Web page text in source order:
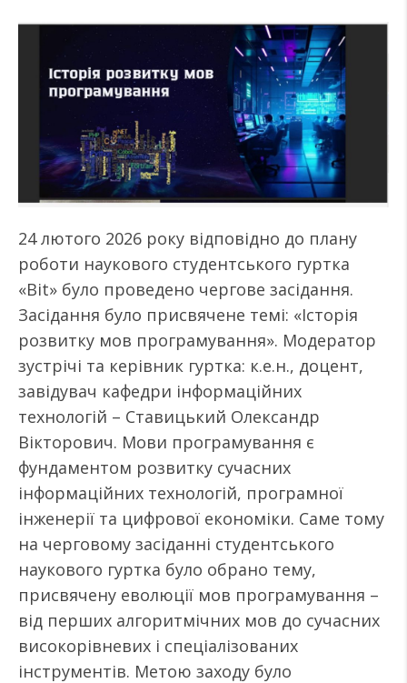
24 лютого 2026 року відповідно до плану
роботи наукового студентського гуртка
«Bit» було проведено чергове засідання.
Засідання було присвячене темі: «Історія
розвитку мов програмування». Модератор
зустрічі та керівник гуртка: к.е.н., доцент,
завідувач кафедри інформаційних
технологій – Ставицький Олександр
Вікторович. Мови програмування є
фундаментом розвитку сучасних
інформаційних технологій, програмної
інженерії та цифрової економіки. Саме тому
на черговому засіданні студентського
наукового гуртка було обрано тему,
присвячену еволюції мов програмування –
від перших алгоритмічних мов до сучасних
високорівневих і спеціалізованих
інструментів. Метою заходу було